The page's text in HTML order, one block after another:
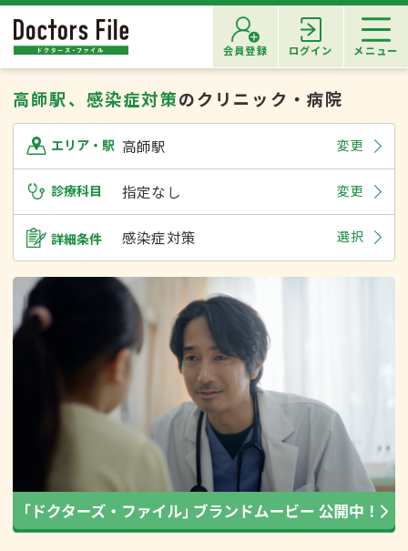
会員登録 ログイン メニュー
高師駅、感染症対策のクリニック・病院
エリア・駅 高師駅 変更
診療科目 指定なし 変更
詳細条件 感染症対策 選択